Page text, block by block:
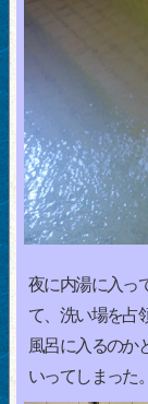
夜に内湯に入っ
て、洗い場を占
風呂に入るのか
いってしまった。